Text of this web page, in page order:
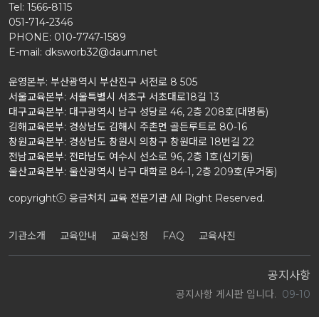
Tel: 1566-8115
051-714-2346
PHONE: 010-7747-1589
E-mail: dksworb32@daum.net
운영본부: 부산광역시 부산진구 서전로 8 505
서울교육본부: 서울특별시 서초구 서초대로18길 13
대구교육본부: 대구광역시 남구 성당로 46, 2층 208호(대명동)
김해교육본부: 경상남도 김해시 주촌면 골든루트로 80-16
창원교육본부: 경상남도 창원시 의창구 창원대로 18번길 22
전남교육본부: 전라남도 여수시 선소로 96, 2층 1호(신기동)
울산교육본부: 울산광역시 남구 대학로 84-1, 2층 209호(무거동)
copyrightⓒ 응급처치 교육 전문기관 All Right Reserved.
기관소개 교육안내 교육신청 FAQ 교육사진
공지사항
공지사항 게시판 입니다. 09-10